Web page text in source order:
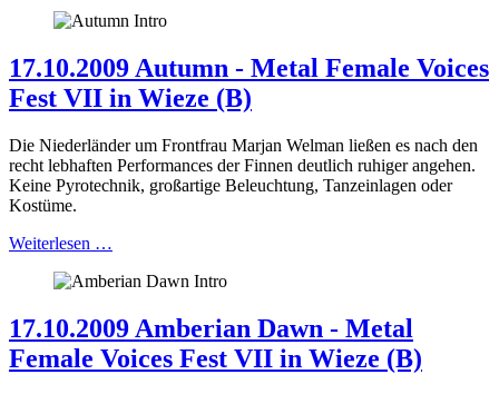
17.10.2009 Autumn - Metal Female Voices
Fest VII in Wieze (B)
Die Niederländer um Frontfrau Marjan Welman ließen es nach den
recht lebhaften Performances der Finnen deutlich ruhiger angehen.
Keine Pyrotechnik, großartige Beleuchtung, Tanzeinlagen oder
Kostüme.
Weiterlesen …
17.10.2009 Amberian Dawn - Metal
Female Voices Fest VII in Wieze (B)